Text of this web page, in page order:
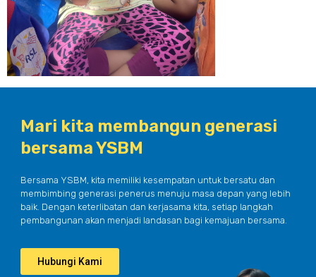
Mari kita membangun generasi
bersama YSBM
Bersama YSBM, kita memiliki kesempatan untuk bersatu dan
membimbing generasi penerus menuju masa depan yang lebih
baik. Dengan keterlibatan dan kerjasama kita, setiap langkah
pembangunan akan menjadi landasan bagi kemajuan bersama.
Hubungi Kami